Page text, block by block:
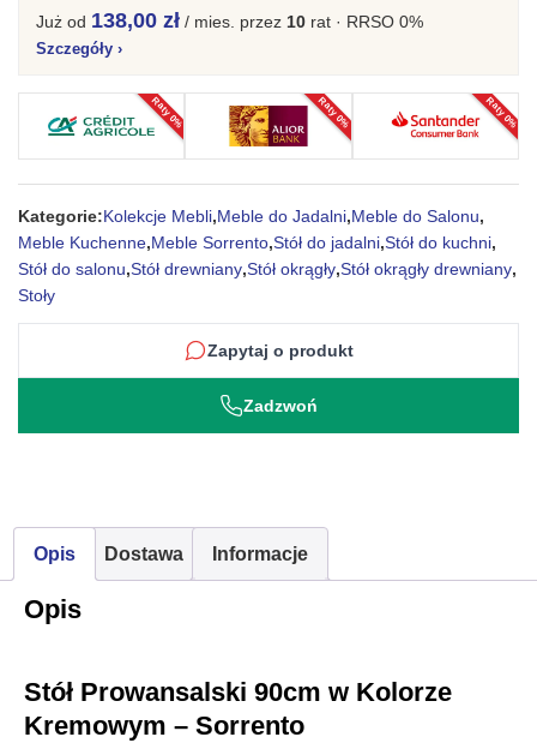
90cm
Już od 138,00 zł / mies. przez 10 rat · RRSO 0%
Szczegóły ›
Raty 0% Raty 0% Raty 0%
Kategorie:Kolekcje Mebli,Meble do Jadalni,Meble do Salonu,
Meble Kuchenne,Meble Sorrento,Stół do jadalni,Stół do kuchni,
Stół do salonu,Stół drewniany,Stół okrągły,Stół okrągły drewniany,
Stoły
Zapytaj o produkt
Zadzwoń
Opis Dostawa Informacje
Opis
Stół Prowansalski 90cm w Kolorze
Kremowym – Sorrento